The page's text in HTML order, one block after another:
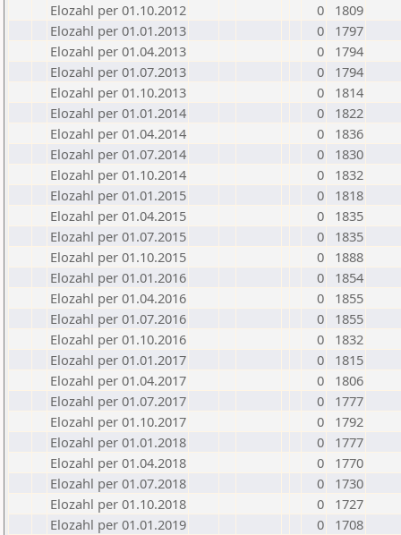
Elozahl per 01.10.2012
0
1809
Elozahl per 01.01.2013
0
1797
Elozahl per 01.04.2013
0
1794
Elozahl per 01.07.2013
0
1794
Elozahl per 01.10.2013
0
1814
Elozahl per 01.01.2014
0
1822
Elozahl per 01.04.2014
0
1836
Elozahl per 01.07.2014
0
1830
Elozahl per 01.10.2014
0
1832
Elozahl per 01.01.2015
0
1818
Elozahl per 01.04.2015
0
1835
Elozahl per 01.07.2015
0
1835
Elozahl per 01.10.2015
0
1888
Elozahl per 01.01.2016
0
1854
Elozahl per 01.04.2016
0
1855
Elozahl per 01.07.2016
0
1855
Elozahl per 01.10.2016
0
1832
Elozahl per 01.01.2017
0
1815
Elozahl per 01.04.2017
0
1806
Elozahl per 01.07.2017
0
1777
Elozahl per 01.10.2017
0
1792
Elozahl per 01.01.2018
0
1777
Elozahl per 01.04.2018
0
1770
Elozahl per 01.07.2018
0
1730
Elozahl per 01.10.2018
0
1727
Elozahl per 01.01.2019
0
1708